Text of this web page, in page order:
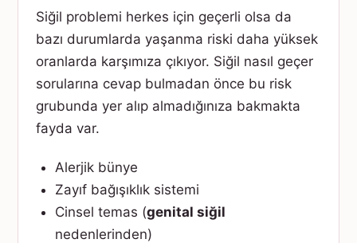
Siğil problemi herkes için geçerli olsa da
bazı durumlarda yaşanma riski daha yüksek
oranlarda karşımıza çıkıyor. Siğil nasıl geçer
sorularına cevap bulmadan önce bu risk
grubunda yer alıp almadığınıza bakmakta
fayda var.
Alerjik bünye
Zayıf bağışıklık sistemi
Cinsel temas (genital siğil
nedenlerinden)